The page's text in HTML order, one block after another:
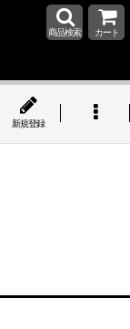
商品検索 カート
新規登録